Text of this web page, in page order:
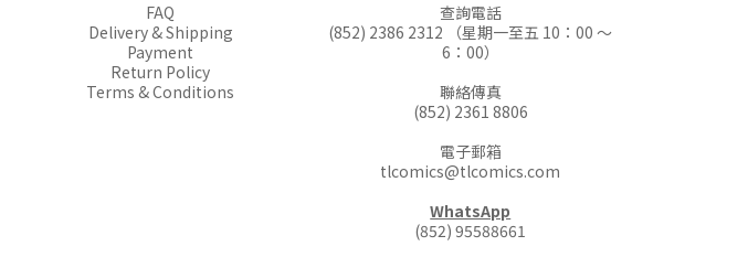
FAQ
Delivery & Shipping
Payment
Return Policy
Terms & Conditions
查詢電話
(852) 2386 2312 （星期一至五 10：00 ～
6：00）
聯絡傳真
(852) 2361 8806
電子郵箱
tlcomics@tlcomics.com
WhatsApp
(852) 95588661